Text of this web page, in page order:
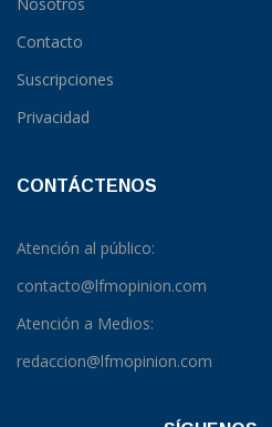
Contacto
Suscripciones
Privacidad
CONTÁCTENOS
Atención al público:
contacto@lfmopinion.com
Atención a Medios:
redaccion@lfmopinion.com